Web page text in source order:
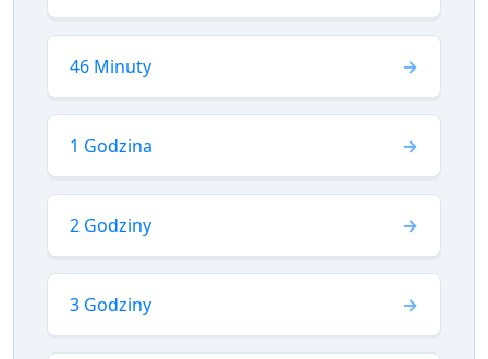
46 Minuty
1 Godzina
2 Godziny
3 Godziny